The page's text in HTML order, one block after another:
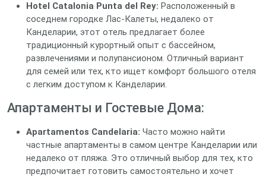
Hotel Catalonia Punta del Rey: Расположенный в
соседнем городке Лас-Калеты, недалеко от
Канделарии, этот отель предлагает более
традиционный курортный опыт с бассейном,
развлечениями и полупансионом. Отличный вариант
для семей или тех, кто ищет комфорт большого отеля
с легким доступом к Канделарии.
Апартаменты и Гостевые Дома:
Apartamentos Candelaria: Часто можно найти
частные апартаменты в самом центре Канделарии или
недалеко от пляжа. Это отличный выбор для тех, кто
предпочитает готовить самостоятельно и хочет